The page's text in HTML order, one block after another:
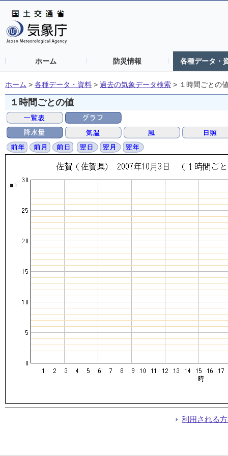
ホーム 防災情報 各種データ・
ホーム > 各種データ・資料 > 過去の気象データ検索 > １時間ごとの
１時間ごとの値
利用される